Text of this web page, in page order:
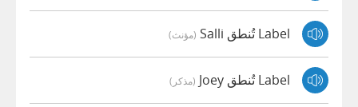
Label تُنطق Salli (مؤنث)
Label تُنطق Joey (مذكر)